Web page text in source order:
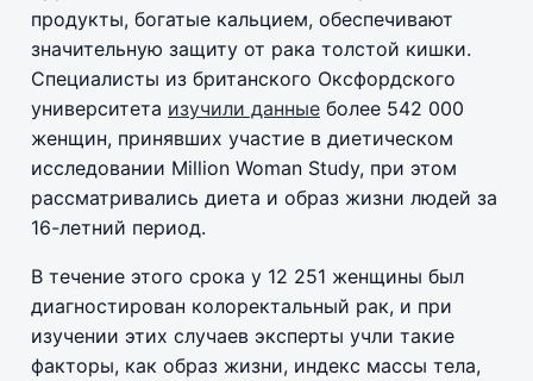
продукты, богатые кальцием, обеспечивают
значительную защиту от рака толстой кишки.
Специалисты из британского Оксфордского
университета изучили данные более 542 000
женщин, принявших участие в диетическом
исследовании Million Woman Study, при этом
рассматривались диета и образ жизни людей за
16-летний период.
В течение этого срока у 12 251 женщины был
диагностирован колоректальный рак, и при
изучении этих случаев эксперты учли такие
факторы, как образ жизни, индекс массы тела,